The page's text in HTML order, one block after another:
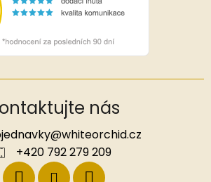
nás
@whiteorchid.cz
+420 792 279 209